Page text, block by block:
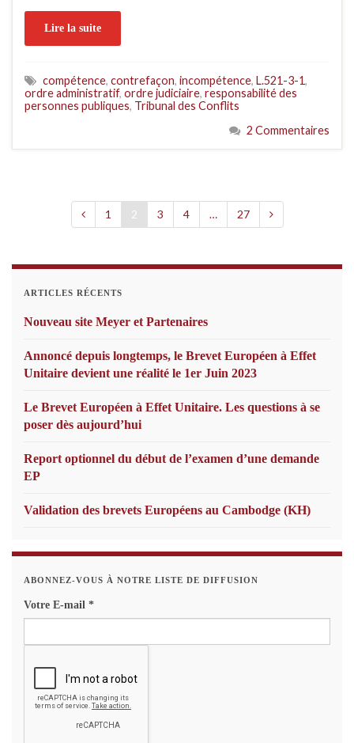
Lire la suite
compétence, contrefaçon, incompétence, L.521-3-1,
ordre administratif, ordre judiciaire, responsabilité des
personnes publiques, Tribunal des Conflits
2 Commentaires
1 2 3 4 … 27
ARTICLES RÉCENTS
Nouveau site Meyer et Partenaires
Annoncé depuis longtemps, le Brevet Européen à Effet
Unitaire devient une réalité le 1er Juin 2023
Le Brevet Européen à Effet Unitaire. Les questions à se
poser dès aujourd’hui
Report optionnel du début de l’examen d’une demande
EP
Validation des brevets Européens au Cambodge (KH)
ABONNEZ-VOUS À NOTRE LISTE DE DIFFUSION
Votre E-mail *